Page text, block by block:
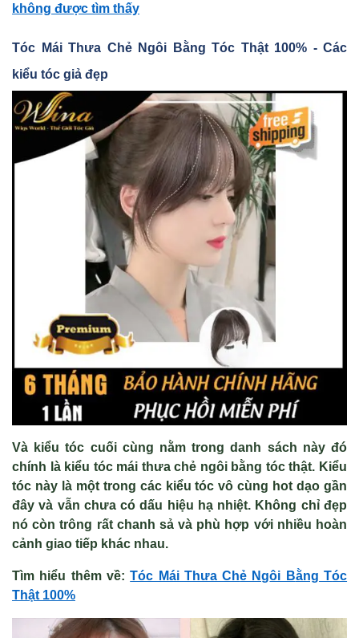
không được tìm thấy
Tóc Mái Thưa Chẻ Ngôi Bằng Tóc Thật 100% - Các
kiểu tóc giả đẹp
Và kiểu tóc cuối cùng nằm trong danh sách này đó
chính là kiểu tóc mái thưa chẻ ngôi bằng tóc thật. Kiểu
tóc này là một trong các kiểu tóc vô cùng hot dạo gần
đây và vẫn chưa có dấu hiệu hạ nhiệt. Không chỉ đẹp
nó còn trông rất chanh sả và phù hợp với nhiều hoàn
cảnh giao tiếp khác nhau.
Tìm hiểu thêm về:Tóc Mái Thưa Chẻ Ngôi Bằng Tóc
Thật 100%